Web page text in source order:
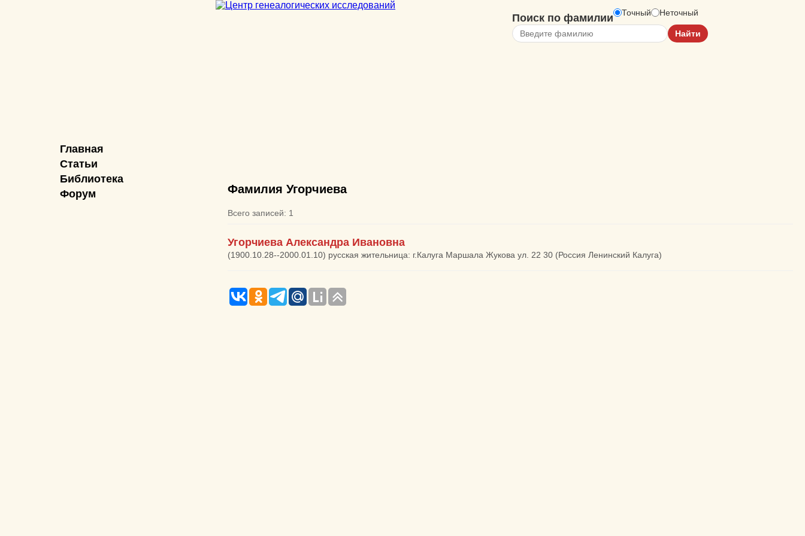
Главная
Статьи
Библиотека
Форум
Поиск по фамилии Точный Неточный
Фамилия Угорчиева
Всего записей: 1
Угорчиева Александра Ивановна
(1900.10.28--2000.01.10) русская жительница: г.Калуга Маршала Жукова ул. 22 30 (Россия Ленинский Калуга)